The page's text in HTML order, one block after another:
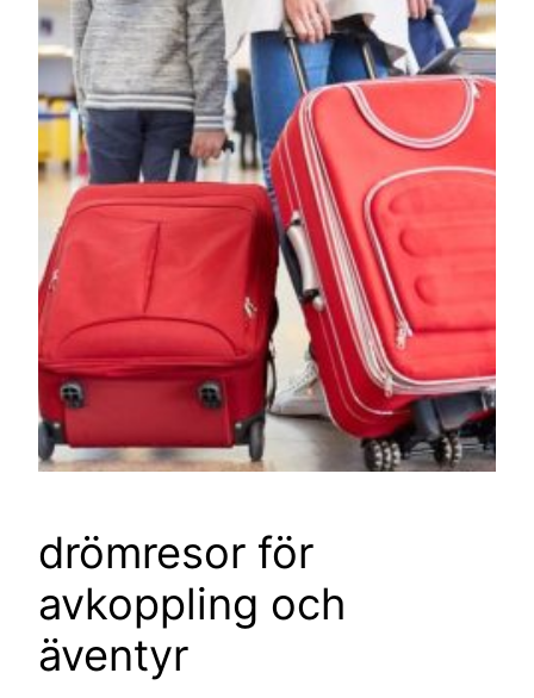
drömresor för
avkoppling och
äventyr